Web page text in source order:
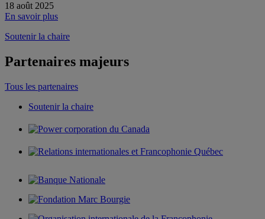
18 août 2025
En savoir plus
Soutenir la chaire
Partenaires majeurs
Tous les partenaires
Soutenir la chaire